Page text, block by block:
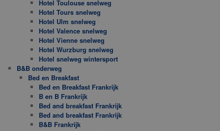
Hotel Toulouse snelweg
Hotel Tours snelweg
Hotel Ulm snelweg
Hotel Valence snelweg
Hotel Vienne snelweg
Hotel Wurzburg snelweg
Hotel snelweg wintersport
B&B onderweg
Bed en Breakfast
Bed en Breakfast Frankrijk
B en B Frankrijk
Bed and breakfast Frankrijk
Bed and breakfast Frankrijk
B&B Frankrijk